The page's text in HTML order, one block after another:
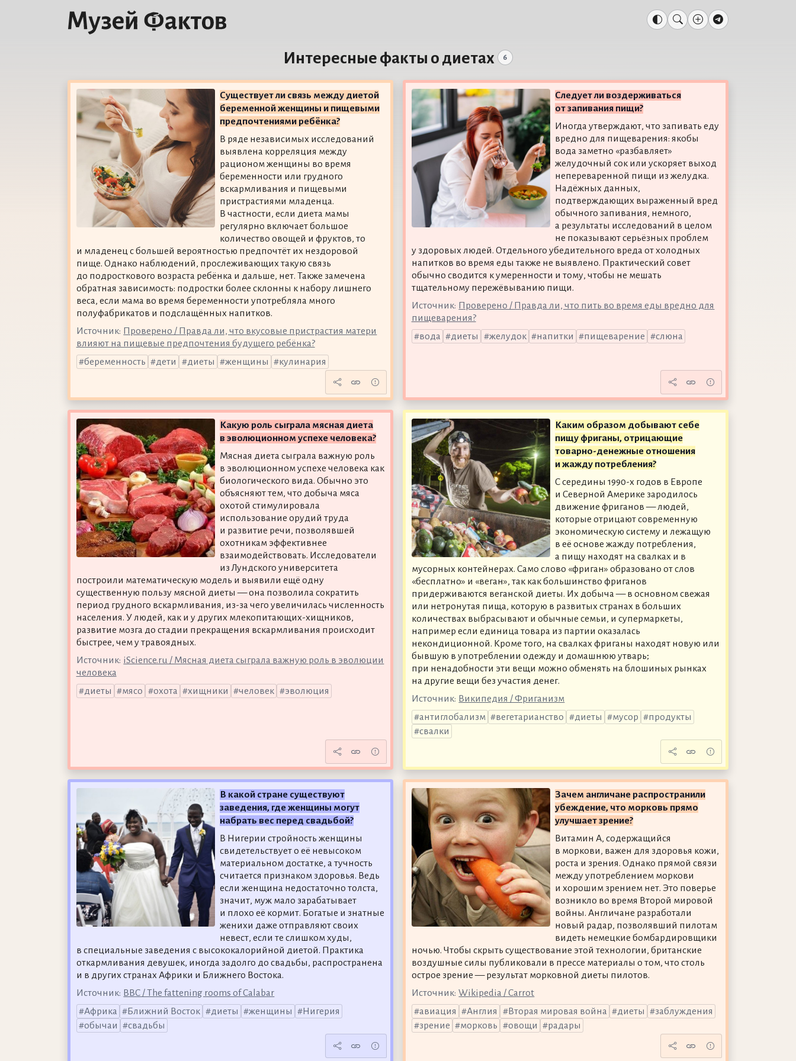
Интересные факты о диетах 6
Существует ли связь между диетой
беременной женщины и пищевыми
предпочтениями ребёнка?
В ряде независимых исследований
выявлена корреляция между
рационом женщины во время
беременности или грудного
вскармливания и пищевыми
пристрастиями младенца.
В частности, если диета мамы
регулярно включает большое
количество овощей и фруктов, то
и младенец с большей вероятностью предпочтёт их нездоровой
пище. Однако наблюдений, прослеживающих такую связь
до подросткового возраста ребёнка и дальше, нет. Также замечена
обратная зависимость: подростки более склонны к набору лишнего
веса, если мама во время беременности употребляла много
полуфабрикатов и подслащённых напитков.
Источник: Проверено / Правда ли, что вкусовые пристрастия матери
влияют на пищевые предпочтения будущего ребёнка?
беременность
дети диеты женщины кулинария
Следует ли воздерживаться
от запивания пищи?
Иногда утверждают, что запивать еду
вредно для пищеварения: якобы
вода заметно «разбавляет»
желудочный сок или ускоряет выход
непереваренной пищи из желудка.
Надёжных данных,
подтверждающих выраженный вред
обычного запивания, немного,
а результаты исследований в целом
не показывают серьёзных проблем
у здоровых людей. Отдельного убедительного вреда от холодных
напитков во время еды также не выявлено. Практический совет
обычно сводится к умеренности и тому, чтобы не мешать
тщательному пережёвыванию пищи.
Источник: Проверено / Правда ли, что пить во время еды вредно для
пищеварения?
вода
диеты желудок напитки пищеварение слюна
Какую роль сыграла мясная диета
в эволюционном успехе человека?
Мясная диета сыграла важную роль
в эволюционном успехе человека как
биологического вида. Обычно это
объясняют тем, что добыча мяса
охотой стимулировала
использование орудий труда
и развитие речи, позволявшей
охотникам эффективнее
взаимодействовать. Исследователи
из Лундского университета
построили математическую модель и выявили ещё одну
существенную пользу мясной диеты — она позволила сократить
период грудного вскармливания, из-за чего увеличилась численность
населения. У людей, как и у других млекопитающих-хищников,
развитие мозга до стадии прекращения вскармливания происходит
быстрее, чем у травоядных.
Источник: iScience.ru / Мясная диета сыграла важную роль в эволюции
человека
диеты
мясо охота хищники человек эволюция
Каким образом добывают себе
пищу фриганы, отрицающие
товарно-денежные отношения
и жажду потребления?
С середины 1990-х годов в Европе
и Северной Америке зародилось
движение фриганов — людей,
которые отрицают современную
экономическую систему и лежащую
в её основе жажду потребления,
а пищу находят на свалках и в
мусорных контейнерах. Само слово «фриган» образовано от слов
«бесплатно» и «веган», так как большинство фриганов
придерживаются веганской диеты. Их добыча — в основном свежая
или нетронутая пища, которую в развитых странах в больших
количествах выбрасывают и обычные семьи, и супермаркеты,
например если единица товара из партии оказалась
некондиционной. Кроме того, на свалках фриганы находят новую или
бывшую в употреблении одежду и домашнюю утварь;
при ненадобности эти вещи можно обменять на блошиных рынках
на другие вещи без участия денег.
Источник: Википедия / Фриганизм
антиглобализм
вегетарианство диеты мусор
продукты
свалки
В какой стране существуют
заведения, где женщины могут
набрать вес перед свадьбой?
В Нигерии стройность женщины
свидетельствует о её невысоком
материальном достатке, а тучность
считается признаком здоровья. Ведь
если женщина недостаточно толста,
значит, муж мало зарабатывает
и плохо её кормит. Богатые и знатные
женихи даже отправляют своих
невест, если те слишком худы,
в специальные заведения с высококалорийной диетой. Практика
откармливания девушек, иногда задолго до свадьбы, распространена
и в других странах Африки и Ближнего Востока.
Источник: BBC / The fattening rooms of Calabar
Африка
Ближний Восток диеты женщины
Нигерия
обычаи
свадьбы
Зачем англичане распространили
убеждение, что морковь прямо
улучшает зрение?
Витамин А, содержащийся
в моркови, важен для здоровья кожи,
роста и зрения. Однако прямой связи
между употреблением моркови
и хорошим зрением нет. Это поверье
возникло во время Второй мировой
войны. Англичане разработали
новый радар, позволявший пилотам
видеть немецкие бомбардировщики
ночью. Чтобы скрыть существование этой технологии, британские
воздушные силы публиковали в прессе материалы о том, что столь
острое зрение — результат морковной диеты пилотов.
Источник: Wikipedia / Carrot
авиация
Англия Вторая мировая война диеты
заблуждения
зрение
морковь овощи радары